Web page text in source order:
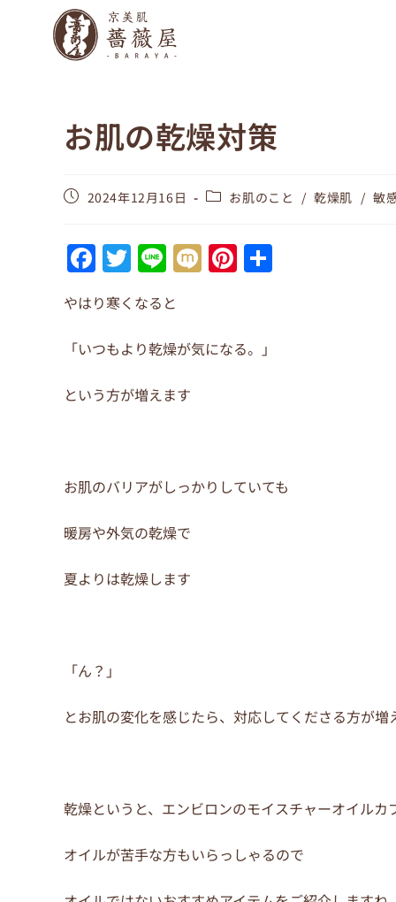
お肌の乾燥対策
2024年12月16日 お肌のこと / 乾燥肌 / 敏
F
a
c
e
o
T
w
itt
er
Li
n
e
M
ix
Pi
nt
e
やはり寒くなると
「いつもより乾燥が気になる。」
という方が増えます
お肌のバリアがしっかりしていても
暖房や外気の乾燥で
夏よりは乾燥します
「ん？」
とお肌の変化を感じたら、対応してくださる方が増
乾燥というと、エンビロンのモイスチャーオイル
オイルが苦手な方もいらっしゃるので